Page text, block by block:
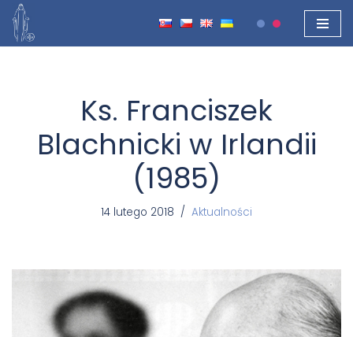
Przejdź
Ks. Franciszek
Blachnicki w Irlandii
(1985)
14 lutego 2018 Aktualności